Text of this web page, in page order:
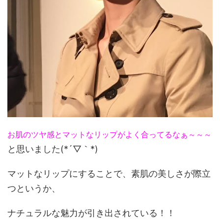
お肌のツヤ感とマットなリップがよく合ってるなぁ～～～
と思いました(*´▽｀*)
マットなリップにすることで、素肌の美しさが際立
つというか、
ナチュラルな魅力が引き出されている！！